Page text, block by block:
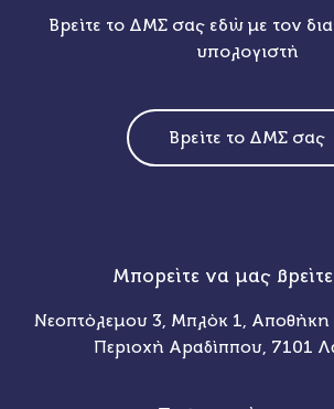
Βρείτε το ΔΜΣ σας εδώ με τον
υπολογιστή
Βρείτε το ΔΜΣ σας
Μπορείτε να μας
Νεοπτόλεμου 3, Μπλόκ 1, Αποθήκη
Περιοχή Αραδίππου, 7101